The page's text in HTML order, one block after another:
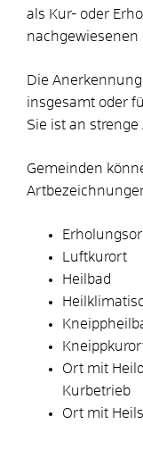
als Kur- oder
nachgewiesenen
Die
insgesamt oder
Sie ist an
Gemeinden
Luftkurort
Heilbad
Ort mit
Kurbetrieb
Ort mit